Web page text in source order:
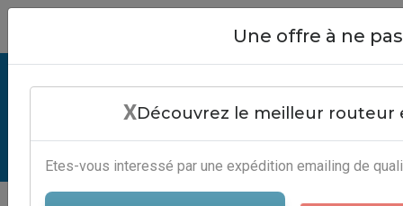
Excel Csv File Import - Editeur
Emailing Marketing
Serveur-Emailing
Close
Une offre à ne
XDécouvrez le meilleur routeur
Etes-vous interessé par une expédition emailing de